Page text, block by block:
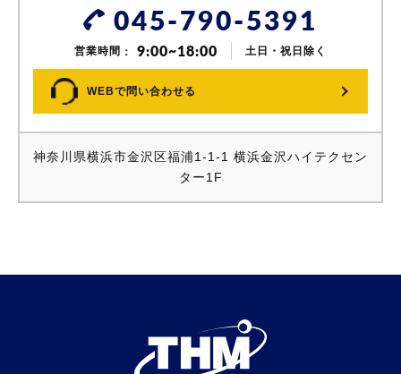
045-790-5391
営業時間 9:00~18:00 土日・祝日除く
WEBで問い合わせる
神奈川県横浜市金沢区福浦1-1-1 横浜金沢ハイテクセン
ター1F